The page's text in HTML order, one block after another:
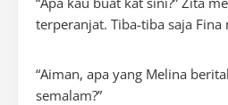
terperanjat. Tiba-tiba saja Fina
“Aiman, apa yang Melina
semalam?”